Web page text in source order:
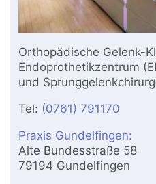
Orthopädische Gelenk-
Endoprothetikzentrum
und
Tel: (0761) 791170
Praxis Gundelfingen:
Alte Bundesstraße 58
79194 Gundelfingen